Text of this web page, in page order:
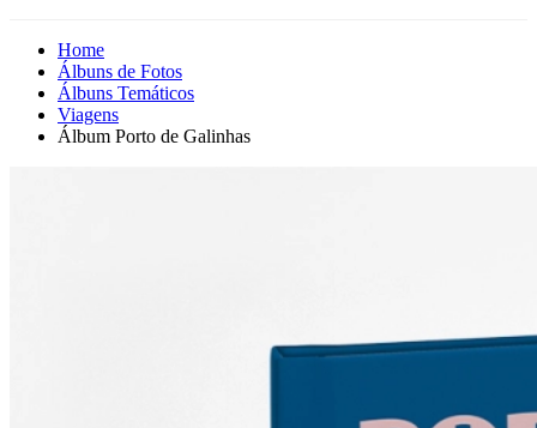
Home
Álbuns de Fotos
Álbuns Temáticos
Viagens
Álbum Porto de Galinhas